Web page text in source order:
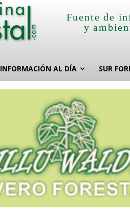
Fuente de
y
INFORMACIÓN AL DÍA SUR